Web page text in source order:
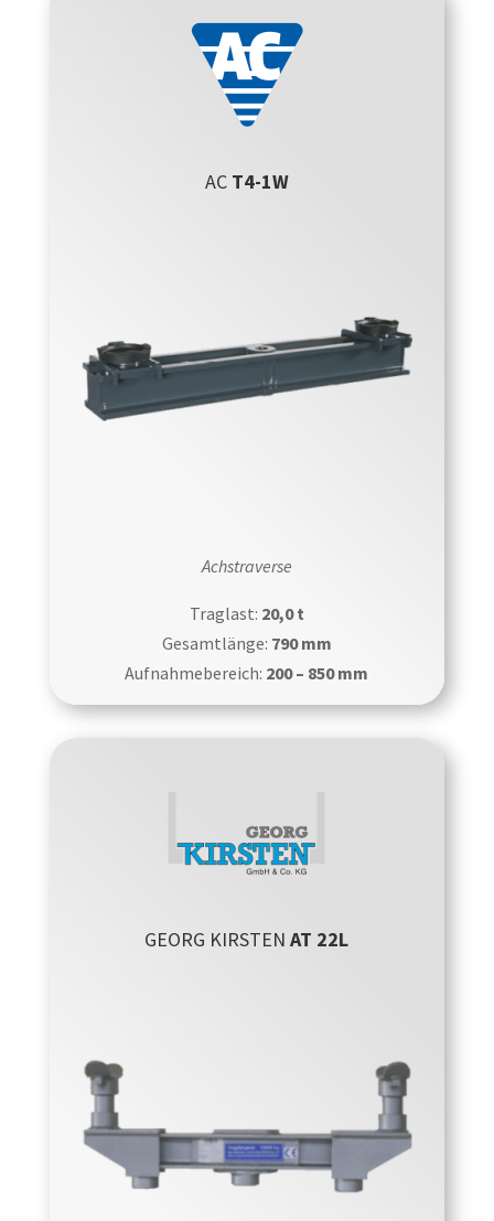
AC T4-1W
Achstraverse
Traglast: 20,0 t
Gesamtlänge: 790 mm
Aufnahmebereich: 200 – 850 mm
GEORG KIRSTENAT 22L